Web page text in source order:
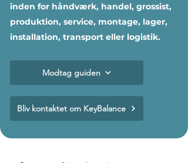
inden for håndværk, handel, grossist,
produktion, service, montage, lager,
installation, transport eller logistik.
Modtag guiden
Bliv kontaktet om KeyBalance